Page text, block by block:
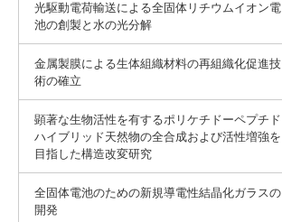
4. 航空理工学専攻特設サイト
5. 遠隔授業リンク集
6. 寄付・ご支援
光駆動電荷輸送による全固体リチウムイオン電
池の創製と水の光分解
金属製膜による生体組織材料の再組織化促進技
術の確立
顕著な生物活性を有するポリケチドーペプチド
ハイブリッド天然物の全合成および活性増強を
目指した構造改変研究
全固体電池のための新規導電性結晶化ガラスの
開発